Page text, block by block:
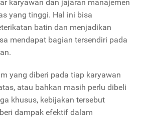
karyawan dan jajaran manajemen
yang tinggi. Hal ini bisa
batin dan menjadikan
mendapat bagian tersendiri pada
yang diberi pada tiap karyawan
atau bahkan masih perlu dibeli
khusus, kebijakan tersebut
dampak efektif dalam